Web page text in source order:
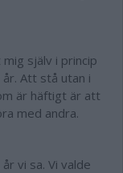
själv i princip
Att stå utan i
är häftigt är att
med andra.
vi sa. Vi valde